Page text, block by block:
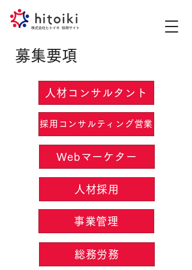
​募集要項
人材コンサルタント
採用コンサルティング営業
Webマーケター
人材採用
事業管理
総務労務